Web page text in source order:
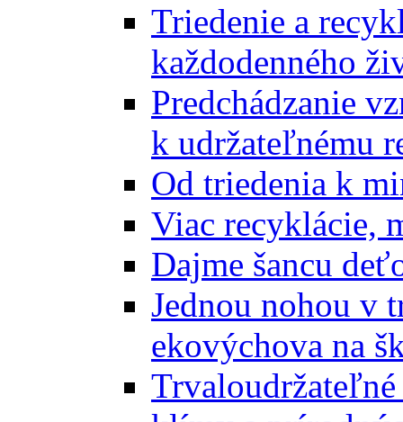
Triedenie a
každodenného
Predchádzanie
k udržateľnému
Od triedenia k
Viac recyklácie,
Dajme šancu
Jednou nohou v
ekovýchova na